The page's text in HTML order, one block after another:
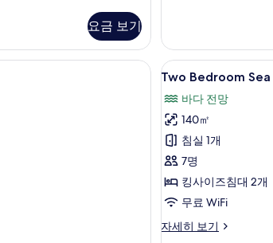
요금 보기
히
보
기
The Infinity Blue Suite | 고급 침구, 오리/거위털 이불, 무료 미
Two
Bedroom
Sea
View
Suite
사
진
모
두
6
Two Bedroom
바다 전망
140㎡
침실 1개
7명
킹사이즈침대 2개
무료 WiFi
자세히 보기
Two